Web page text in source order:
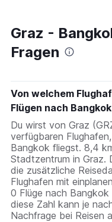
Graz -
Fragen
Von welchem
Flügen nach
Du wirst von Graz
verfügbaren
Bangkok fliegst. 8,4
Stadtzentrum in Graz.
die zusätzliche
Flughafen mit
0 Flüge nach
diese Zahl kann je
Nachfrage bei Reisen